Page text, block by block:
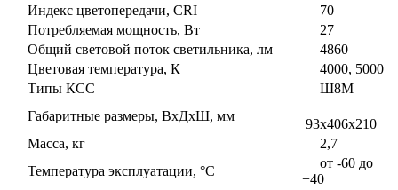
Индекс цветопередачи, CRI
70
Потребляемая мощность, Вт
27
Общий световой поток светильника, лм
4860
Цветовая температура, К
4000, 5000
Типы КСС
Ш8М
Габаритные размеры, ВxДxШ, мм
93x406x210
Масса, кг
2,7
Температура эксплуатации, °С
от -60 до
+40